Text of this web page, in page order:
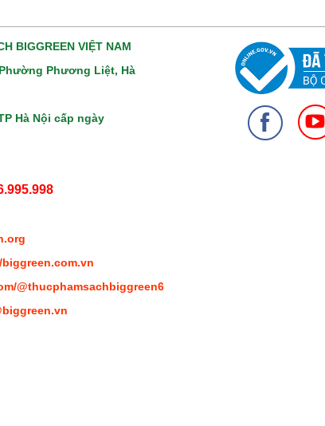
BIGGREEN VIỆT NAM
Phương Liệt, Hà
Hà Nội cấp ngày
@thucphamsachbiggreen6950